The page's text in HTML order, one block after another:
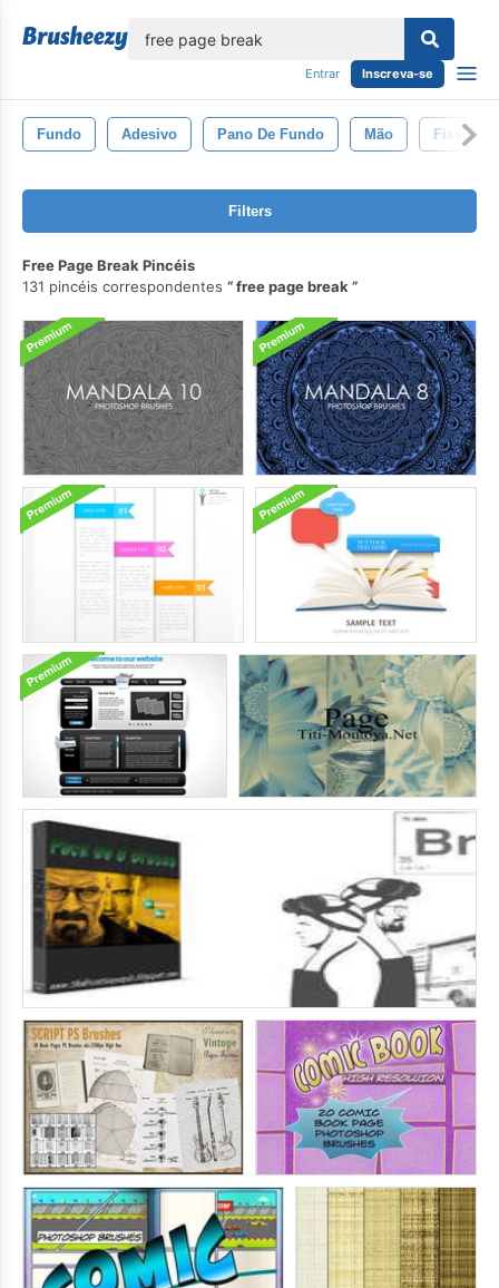
Entrar Inscreva-se
Fundo Adesivo Pano De Fundo Mão Fissão
Filters
Free Page Break Pincéis
131 pincéis correspondentes
free page break